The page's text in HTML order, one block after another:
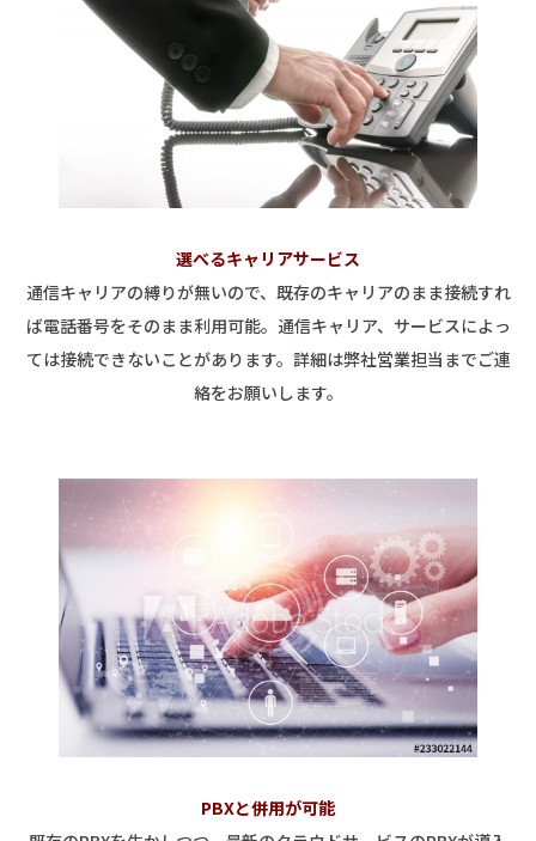
選べるキャリアサービス
通信キャリアの縛りが無いので、既存のキャリアのまま接続すれ
ば電話番号をそのまま利用可能。通信キャリア、サービスによっ
ては接続できないことがあります。詳細は弊社営業担当までご連
絡をお願いします。
PBXと併用が可能